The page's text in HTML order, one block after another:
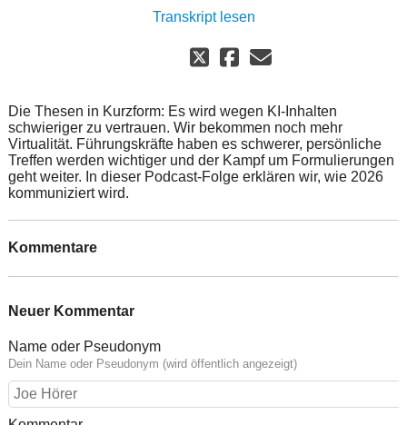
Transkript lesen
Die Thesen in Kurzform: Es wird wegen KI-Inhalten
schwieriger zu vertrauen. Wir bekommen noch mehr
Virtualität. Führungskräfte haben es schwerer, persönliche
Treffen werden wichtiger und der Kampf um Formulierungen
geht weiter. In dieser Podcast-Folge erklären wir, wie 2026
kommuniziert wird.
Kommentare
Neuer Kommentar
Name oder Pseudonym
Dein Name oder Pseudonym (wird öffentlich angezeigt)